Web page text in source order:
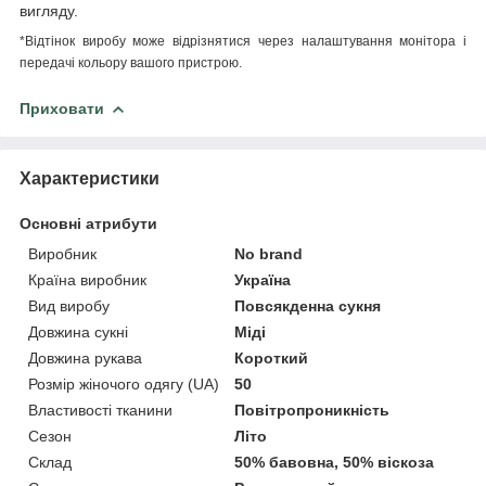
вигляду.
*Відтінок виробу може відрізнятися через налаштування монітора і
передачі кольору вашого пристрою.
Приховати
Характеристики
Основні атрибути
Виробник
No brand
Країна виробник
Україна
Вид виробу
Повсякденна сукня
Довжина сукні
Міді
Довжина рукава
Короткий
Розмір жіночого одягу (UA)
50
Властивості тканини
Повітропроникність
Сезон
Літо
Склад
50% бавовна, 50% віскоза